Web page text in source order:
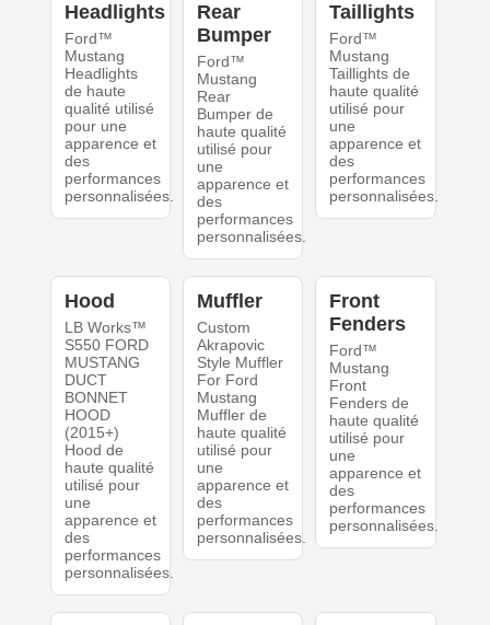
Headlights
Ford™
Mustang
Headlights
de haute
qualité utilisé
pour une
apparence et
des
performances
personnalisées.
Rear
Bumper
Ford™
Mustang
Rear
Bumper de
haute qualité
utilisé pour
une
apparence et
des
performances
personnalisées.
Taillights
Ford™
Mustang
Taillights de
haute qualité
utilisé pour
une
apparence et
des
performances
personnalisées.
Hood
LB Works™
S550 FORD
MUSTANG
DUCT
BONNET
HOOD
(2015+)
Hood de
haute qualité
utilisé pour
une
apparence et
des
performances
personnalisées.
Muffler
Custom
Akrapovic
Style Muffler
For Ford
Mustang
Muffler de
haute qualité
utilisé pour
une
apparence et
des
performances
personnalisées.
Front
Fenders
Ford™
Mustang
Front
Fenders de
haute qualité
utilisé pour
une
apparence et
des
performances
personnalisées.